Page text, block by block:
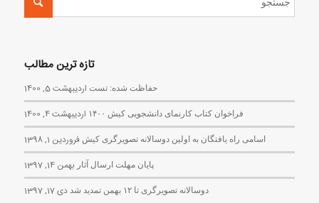
تازه ترین مطالب
حفاظت شده: تست اردیبهشت 5, 1400
فراخوان کتاب کارنمای دانشجویی کیش ۱۴۰۰ اردیبهشت 4, 1400
اسامی راه یافتگان به اولین دوسالانه تصویرگری کیش فروردین 1, 1398
پایان مهلت ارسال آثار بهمن 14, 1397
دوسالانه تصویرگری تا ۱۲ بهمن تمدید شد دی 17, 1397